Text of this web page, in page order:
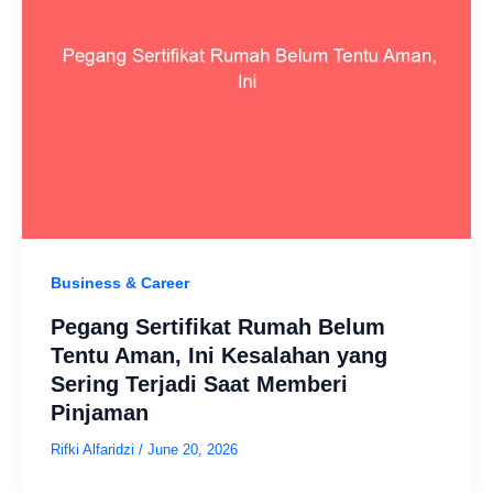
Business & Career
Pegang Sertifikat Rumah Belum
Tentu Aman, Ini Kesalahan yang
Sering Terjadi Saat Memberi
Pinjaman
Rifki Alfaridzi / June 20, 2026